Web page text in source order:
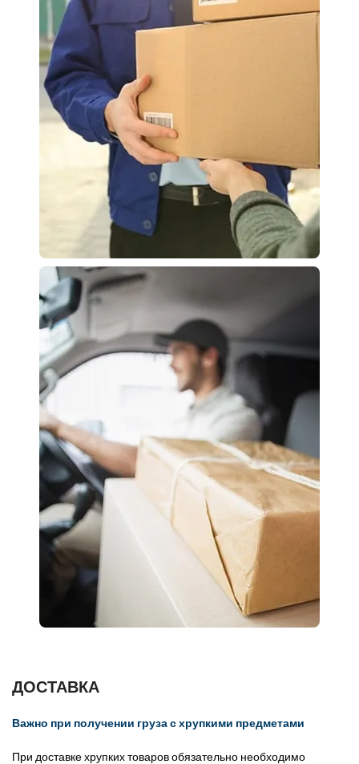
ДОСТАВКА
Важно при получении груза с хрупкими предметами
При доставке хрупких товаров обязательно необходимо